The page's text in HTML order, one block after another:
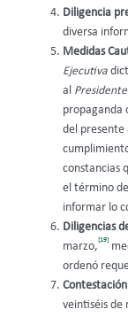
Diligencia
diversa
Medidas
Ejecutiva
al
propaganda
del presente
constancias
el término
informar lo
Diligencias
marzo,
[19]
ordenó
veintiséis de